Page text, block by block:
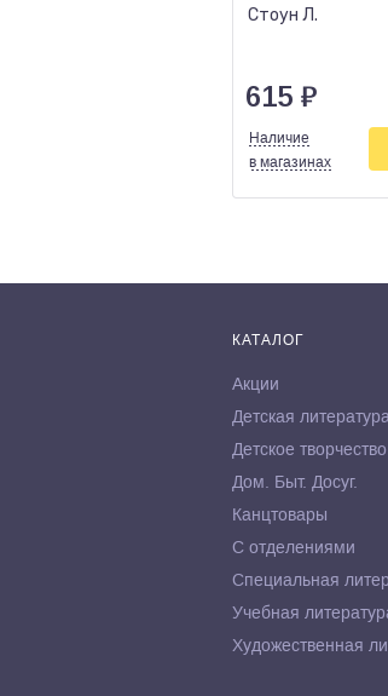
Стоун Л.
615 ₽
Наличие
в магазинах
КАТАЛОГ
Акции
Детская литература
Детское творчество
Дом. Быт. Досуг.
Канцтовары
С отделениями
Специальная
Учебная
Художественная